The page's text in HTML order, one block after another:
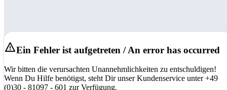
Ein Fehler ist aufgetreten / An error has occurred
Wir bitten die verursachten Unannehmlichkeiten zu entschuldigen!
Wenn Du Hilfe benötigst, steht Dir unser Kundenservice unter +49
(0)30 - 81097 - 601 zur Verfügung.